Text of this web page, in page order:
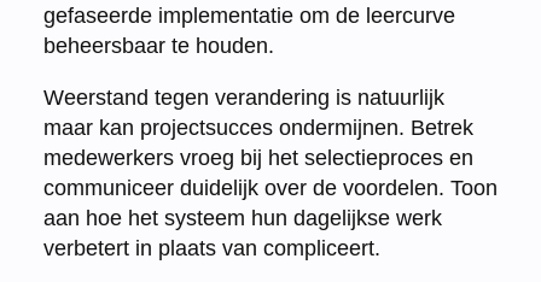
gefaseerde implementatie om de leercurve
beheersbaar te houden.
Weerstand tegen verandering is natuurlijk
maar kan projectsucces ondermijnen. Betrek
medewerkers vroeg bij het selectieproces en
communiceer duidelijk over de voordelen. Toon
aan hoe het systeem hun dagelijkse werk
verbetert in plaats van compliceert.